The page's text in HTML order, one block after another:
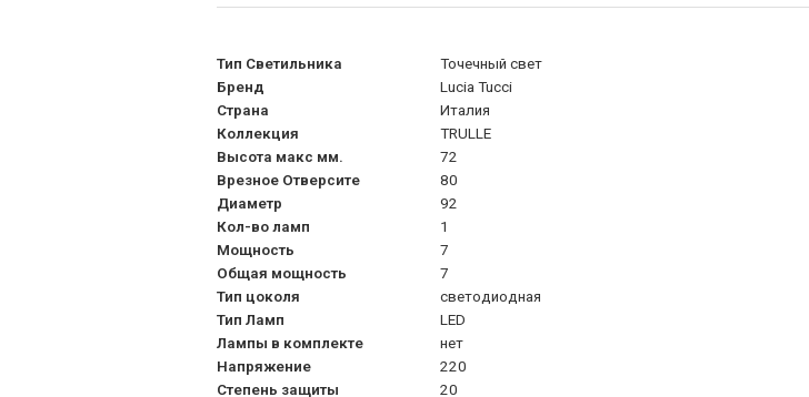
Тип Светильника
Точечный свет
Бренд
Lucia Tucci
Страна
Италия
Коллекция
TRULLE
Высота макс мм.
72
Врезное Отверсите
80
Диаметр
92
Кол-во ламп
1
Мощность
7
Общая мощность
7
Тип цоколя
светодиодная
Тип Ламп
LED
Лампы в комплекте
нет
Напряжение
220
Степень защиты
20